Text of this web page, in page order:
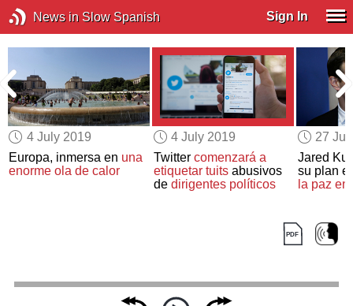
News in Slow Spanish Sign In
4 July 2019
Europa, inmersa en una
enorme ola de calor
4 July 2019
Twitter comenzará a
etiquetar tuitsabusivos
de dirigentes políticos
27
Jared
su plan
la paz